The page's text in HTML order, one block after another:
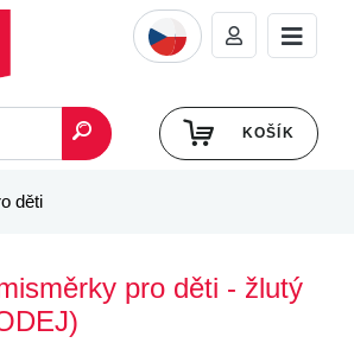
KOŠÍK
děti
pro děti - žlutý